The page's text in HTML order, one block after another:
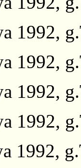
1992,
1992,
1992,
1992,
1992,